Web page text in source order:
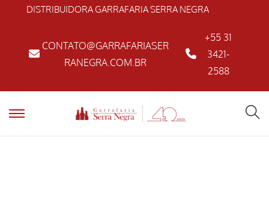
DISTRIBUIDORA GARRAFARIA SERRA NEGRA
CONTATO@GARRAFARIASER
RANEGRA.COM.BR
+55 31
3421-
2588